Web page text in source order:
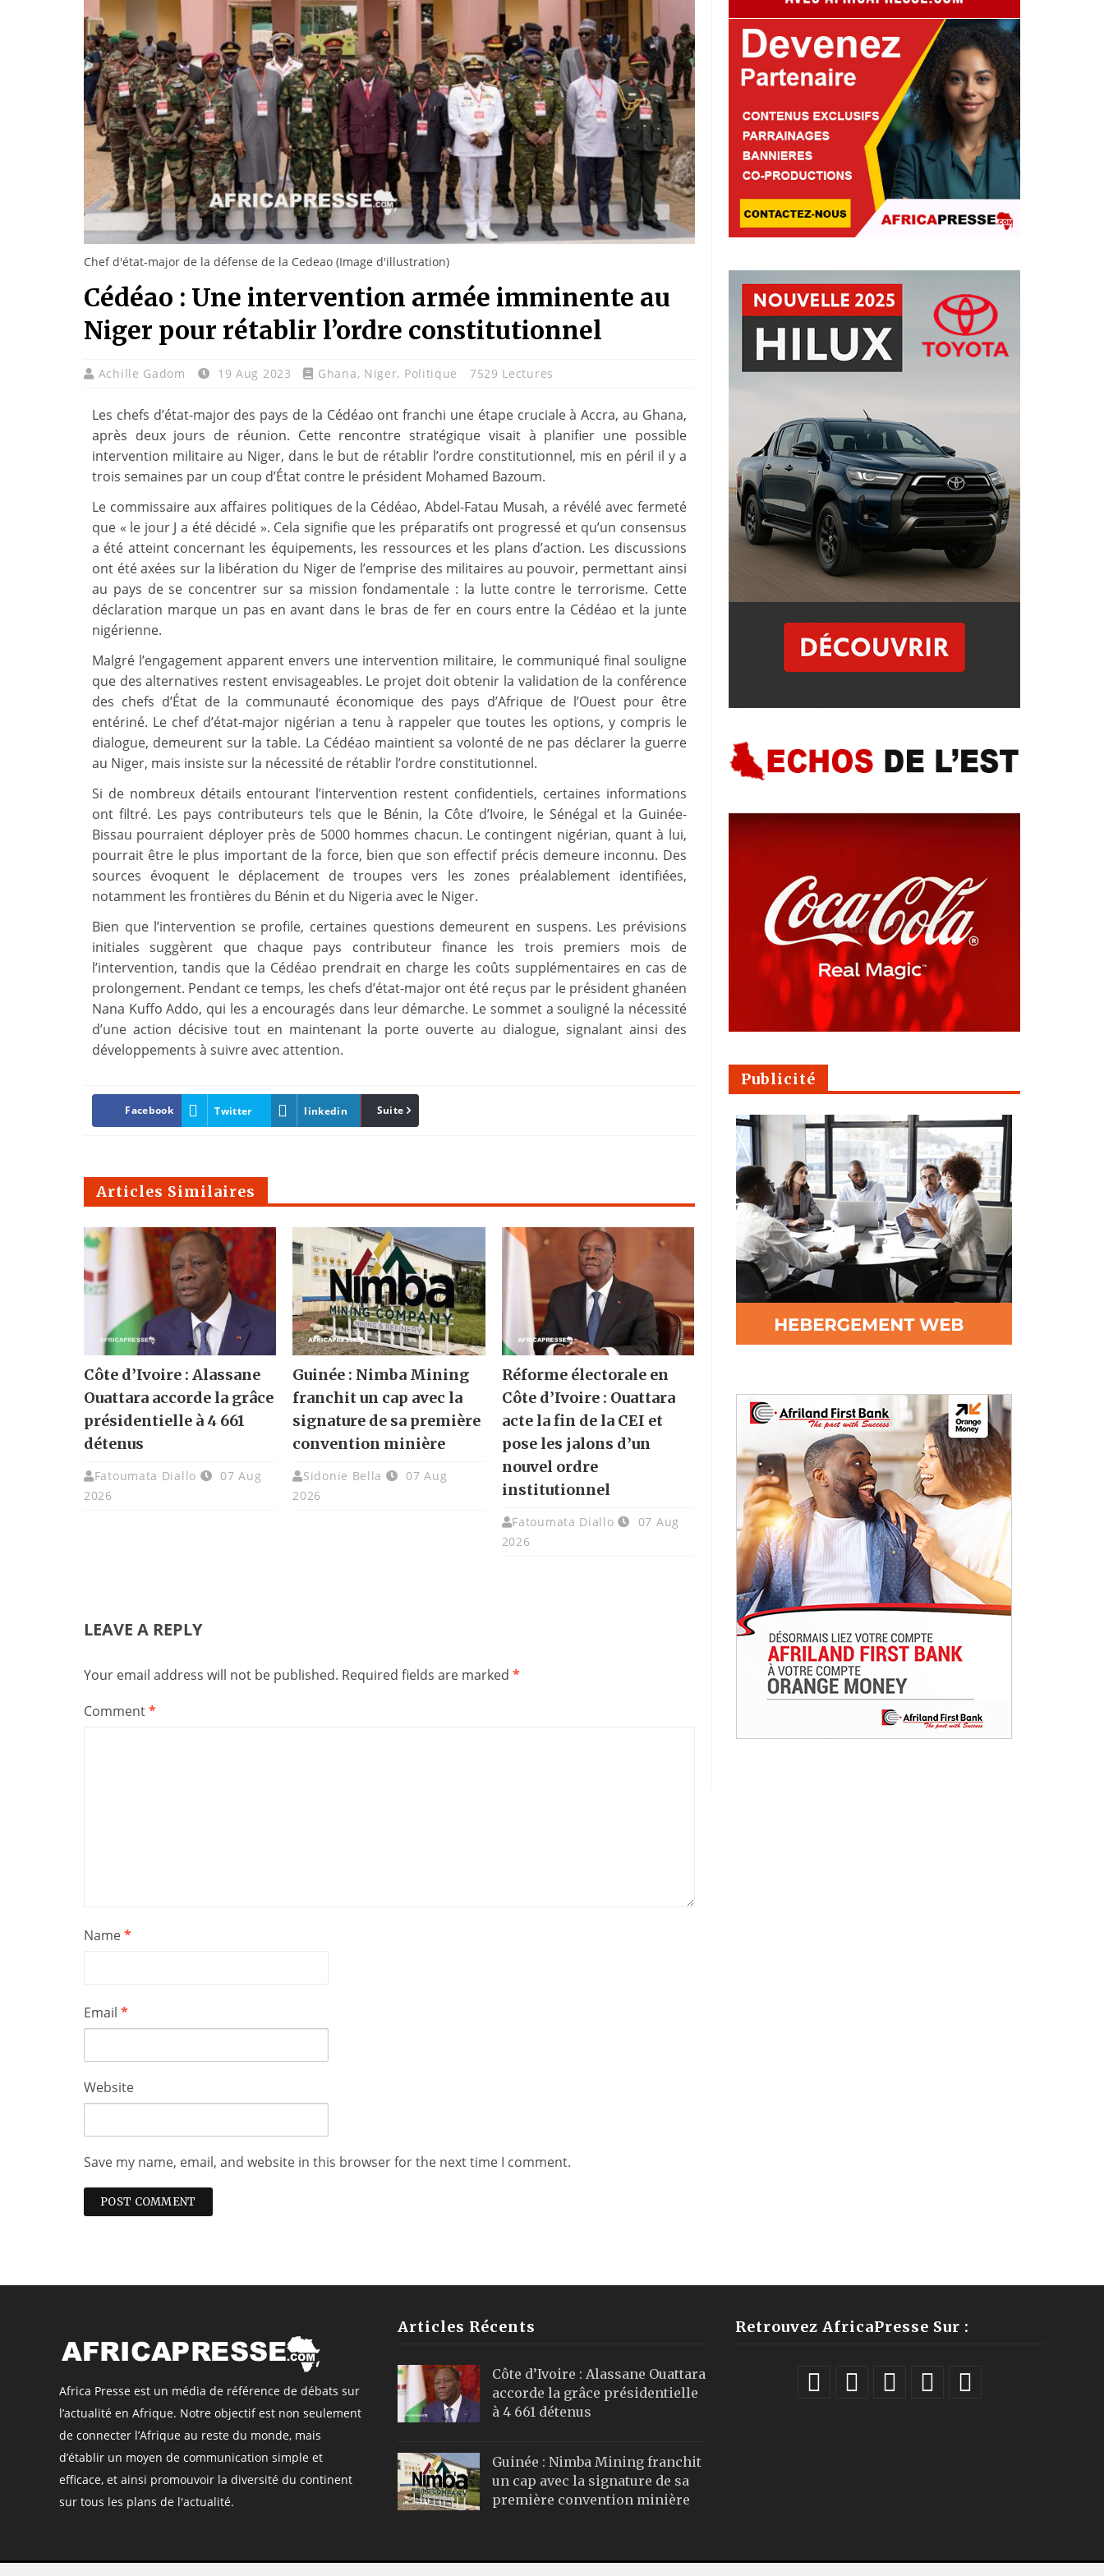
Chef d'état-major de la défense de la Cedeao (Image d'illustration)
Cédéao : Une intervention armée imminente au
Niger pour rétablir l’ordre constitutionnel
Achille Gadom 19 Aug 2023 Ghana, Niger, Politique 7529 Lectures
Les chefs d’état-major des pays de la Cédéao ont franchi une étape cruciale à Accra, au Ghana,
après deux jours de réunion. Cette rencontre stratégique visait à planifier une possible
intervention militaire au Niger, dans le but de rétablir l’ordre constitutionnel, mis en péril il y a
trois semaines par un coup d’État contre le président Mohamed Bazoum.
Le commissaire aux affaires politiques de la Cédéao, Abdel-Fatau Musah, a révélé avec fermeté
que « le jour J a été décidé ». Cela signifie que les préparatifs ont progressé et qu’un consensus
a été atteint concernant les équipements, les ressources et les plans d’action. Les discussions
ont été axées sur la libération du Niger de l’emprise des militaires au pouvoir, permettant ainsi
au pays de se concentrer sur sa mission fondamentale : la lutte contre le terrorisme. Cette
déclaration marque un pas en avant dans le bras de fer en cours entre la Cédéao et la junte
nigérienne.
Malgré l’engagement apparent envers une intervention militaire, le communiqué final souligne
que des alternatives restent envisageables. Le projet doit obtenir la validation de la conférence
des chefs d’État de la communauté économique des pays d’Afrique de l’Ouest pour être
entériné. Le chef d’état-major nigérian a tenu à rappeler que toutes les options, y compris le
dialogue, demeurent sur la table. La Cédéao maintient sa volonté de ne pas déclarer la guerre
au Niger, mais insiste sur la nécessité de rétablir l’ordre constitutionnel.
Si de nombreux détails entourant l’intervention restent confidentiels, certaines informations
ont filtré. Les pays contributeurs tels que le Bénin, la Côte d’Ivoire, le Sénégal et la Guinée-
Bissau pourraient déployer près de 5000 hommes chacun. Le contingent nigérian, quant à lui,
pourrait être le plus important de la force, bien que son effectif précis demeure inconnu. Des
sources évoquent le déplacement de troupes vers les zones préalablement identifiées,
notamment les frontières du Bénin et du Nigeria avec le Niger.
Bien que l’intervention se profile, certaines questions demeurent en suspens. Les prévisions
initiales suggèrent que chaque pays contributeur finance les trois premiers mois de
l’intervention, tandis que la Cédéao prendrait en charge les coûts supplémentaires en cas de
prolongement. Pendant ce temps, les chefs d’état-major ont été reçus par le président ghanéen
Nana Kuffo Addo, qui les a encouragés dans leur démarche. Le sommet a souligné la nécessité
d’une action décisive tout en maintenant la porte ouverte au dialogue, signalant ainsi des
développements à suivre avec attention.
Facebook Twitter linkedin Pinterest
Suite
Articles Similaires
Côte d’Ivoire : Alassane
Ouattara accorde la grâce
présidentielle à 4 661
détenus
Fatoumata Diallo
07 Aug
2026
Guinée : Nimba Mining
franchit un cap avec la
signature de sa première
convention minière
Sidonie Bella
07 Aug
2026
Réforme électorale en
Côte d’Ivoire : Ouattara
acte la fin de la CEI et
pose les jalons d’un
nouvel ordre
institutionnel
Fatoumata Diallo
07 Aug
2026
LEAVE A REPLY
Your email address will not be published. Required fields are marked *
Comment*
Name*
Email *
Website
Save my name, email, and website in this browser for the next time I comment.
Publicité
Africa Presse est un média de référence de débats sur
l’actualité en Afrique. Notre objectif est non seulement
de connecter l’Afrique au reste du monde, mais
d’établir un moyen de communication simple et
efficace, et ainsi promouvoir la diversité du continent
sur tous les plans de l'actualité.
Articles Récents
Côte d’Ivoire : Alassane Ouattara
accorde la grâce présidentielle
à 4 661 détenus
Guinée : Nimba Mining franchit
un cap avec la signature de sa
première convention minière
Retrouvez AfricaPresse Sur :